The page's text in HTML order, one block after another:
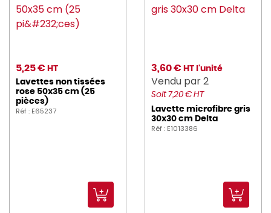
5,25 € HT
Lavettes non tissées
rose 50x35 cm (25
pièces)
Réf : E65237
3,60 € HT l'unité
Vendu par 2
Soit 7,20 € HT
Lavette microfibre gris
30x30 cm Delta
Réf : E1013386